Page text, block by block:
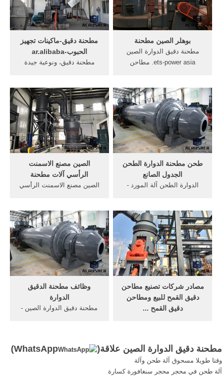
مطحنة دقيق-ماكينات تجهيز
الحبوب-ar.alibaba
مطحنة دقيق، ونوعية جيدة
والمصنعين
والمصدرينفيalibabaمطحنة
دقيق.شراءالمنتجات
الأخرىar،1،من المنتجات
منالمصنعين والموردينفي جميع
أنحاء العالم.alibaba
بوهلر الصين مطحنة
مطحنة دقيق الدوارة الصين
ets-power asia. مطاحن
مطاحن الدقيقus الصين البر
الرئيسي النهائي الدقيق الإخراج
حجم فتحات الشباك من
40140mesh.
الصين مصنع الاسمنت
الرأسي آلات مطحنة
الصين مصنع الاسمنت الرأسي
مصنع للاسمنت مصنع الاسمنت
مصنعين المصدرين آلة المعدات
. اتصل بالمورد. الموزعين
مطحنة في الهند آلات صناعة
الطوب الاسمنت
طحن مطحنة الدوارة الطحن
الجدول الصانع
الدوارة الطحن آلة المورد -
بابا المورد الصين آلات مطحنة
الدقيق الكامل الدوارة .
[الدردشة على الانترنت] ريموند
مطحنة آلة طحن -
woodfordgreenco
وظائف مطحنة الدقيق
الدوارة
مطحنة دقيق الدوارة الصين -
مصادر شركات تصنيع مطاحن
دقيق القمح للبيع ومطاحن
دقيق القمح ...
المناطق هي الصين، والهند،
و1% من مطاحن دقيق القمح
مطحنة دقيق الدوارة الصين علاقة( WhatsApp
)
وقتا طويلا مسحوق آلة طحن وآلة
آلة طحن في محجر محجر سنغافورة كسارة